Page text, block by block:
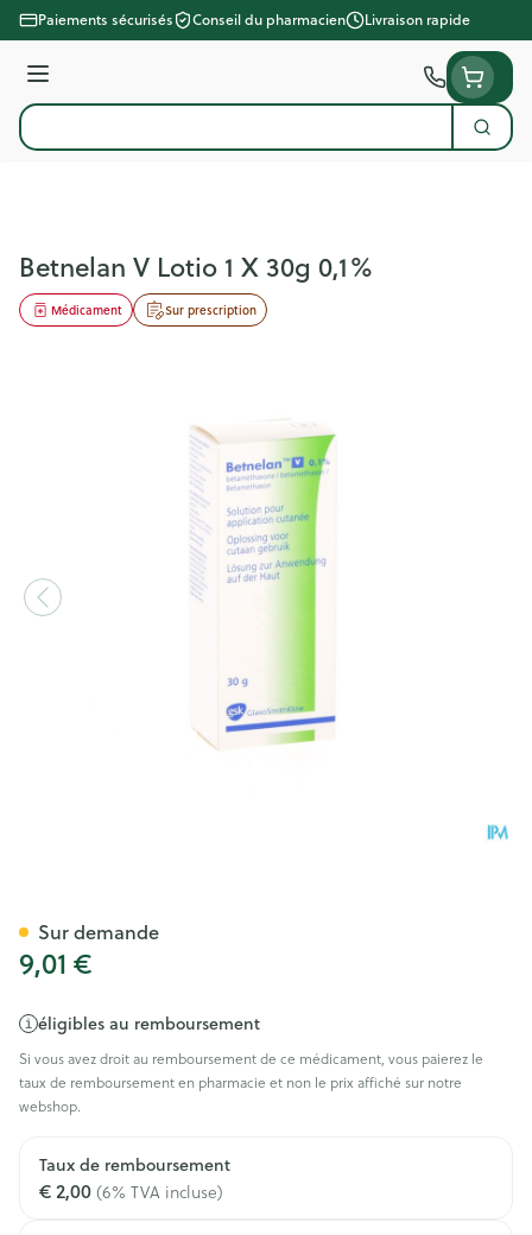
Aller au contenu
Paiements sécurisés Conseil du pharmacien Livraison rapide
Menu
Rechercher
Betnelan V Lotio 1 X 30g 0,1%
Sur prescription
Médicament
9,01 €
éligibles au remboursement
Si vous avez droit au remboursement de ce médicament, vous paierez le
taux de remboursement en pharmacie et non le prix affiché sur notre
webshop.
Taux de remboursement
€ 2,00(6% TVA incluse)
Sur demande